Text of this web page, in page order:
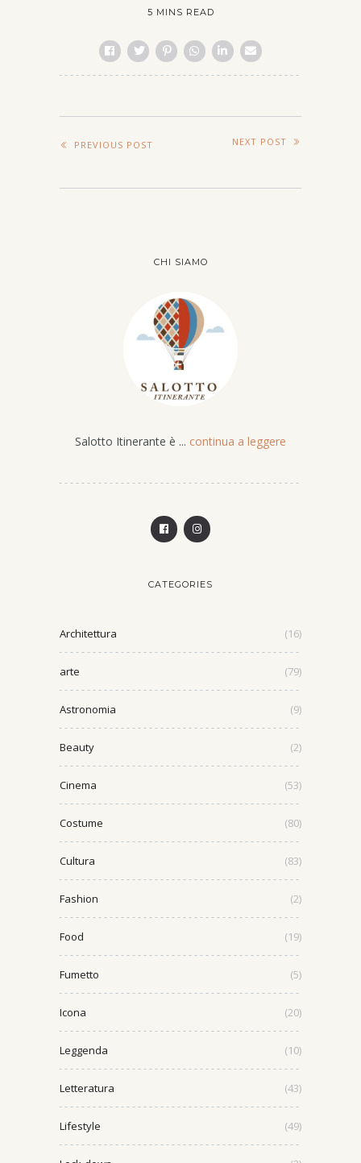
5 MINS READ
PREVIOUS POST NEXT POST
CHI SIAMO
Salotto Itinerante è ... continua a leggere
CATEGORIES
Architettura (16)
arte (79)
Astronomia (9)
Beauty (2)
Cinema (53)
Costume (80)
Cultura (83)
Fashion (2)
Food (19)
Fumetto (5)
Icona (20)
Leggenda (10)
Letteratura (43)
Lifestyle (49)